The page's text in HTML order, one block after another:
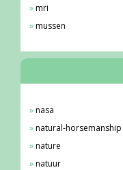
mri
mussen
nasa
natural-horsemanship
nature
natuur